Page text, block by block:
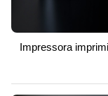
Impressora